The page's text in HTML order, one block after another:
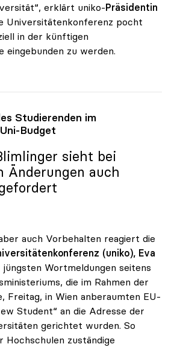
erklärt uniko-Präsidentin
Universitätenkonferenz pocht
in der künftigen
eingebunden zu werden.
Krems: „uniko in Ausbau
Studierenden im
Budget
sieht bei
Änderungen auch
auch Vorbehalten reagiert die
(uniko), Eva
jüngsten Wortmeldungen seitens
die im Rahmen der
Freitag, in Wien anberaumten EU-
Student“ an die Adresse der
gerichtet wurden. So
zuständige